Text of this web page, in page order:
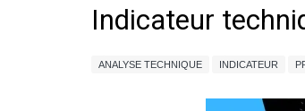
Indicateur
ANALYSE TECHNIQUE INDICATEUR